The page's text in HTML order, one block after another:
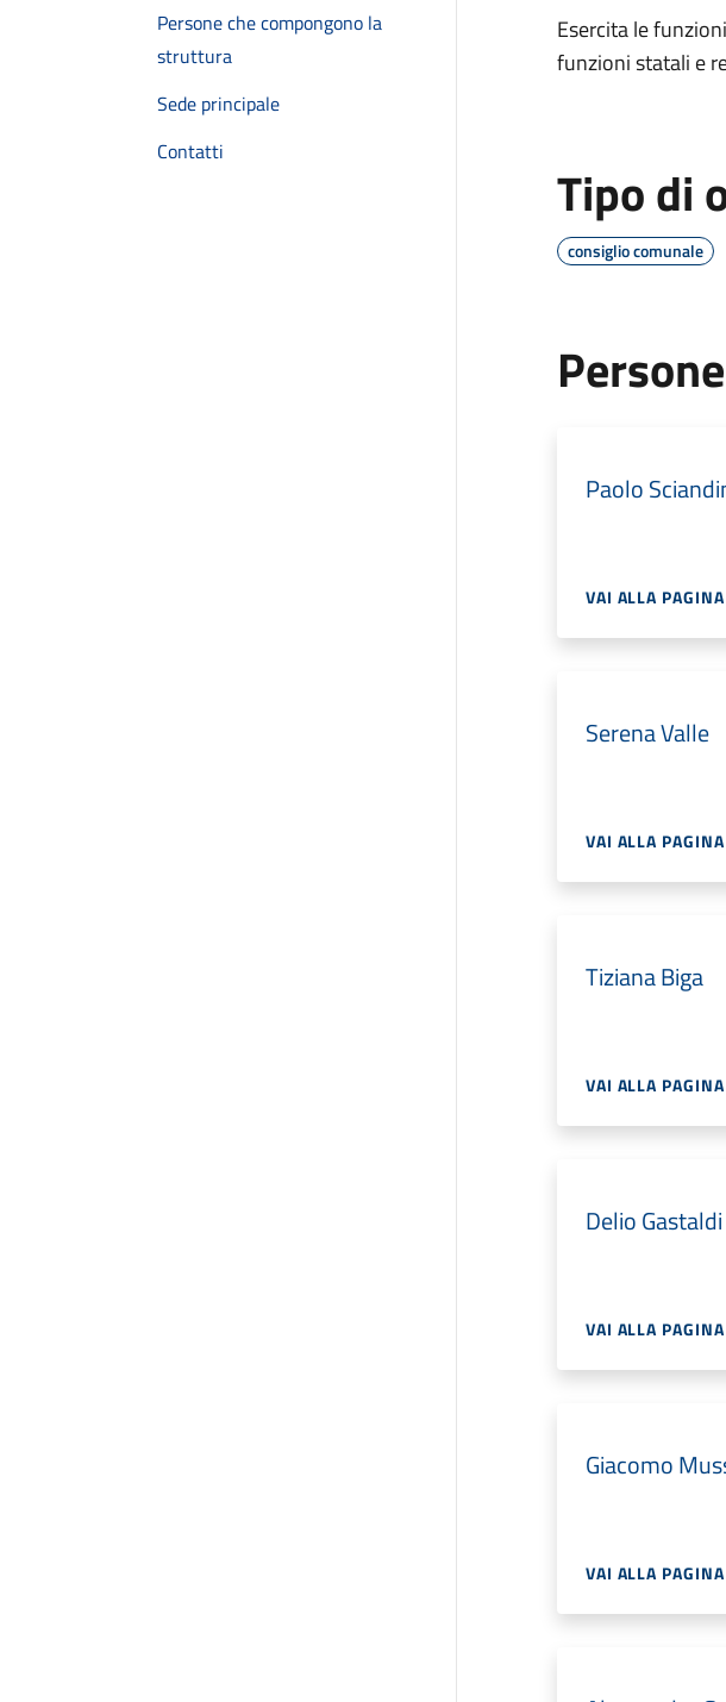
Persone che compongono la
struttura
Sede principale
Contatti
Esercita le
funzioni statali e
Tipo di
consiglio comunale
Paolo
VAI ALLA PAGINA
Serena Valle
VAI ALLA PAGINA
Tiziana Biga
VAI ALLA PAGINA
Delio Gastaldi
VAI ALLA PAGINA
Giacomo
VAI ALLA PAGINA